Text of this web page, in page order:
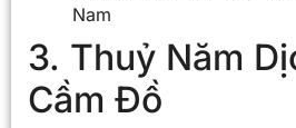
Nam
3. Thuỷ Năm
Cầm Đồ